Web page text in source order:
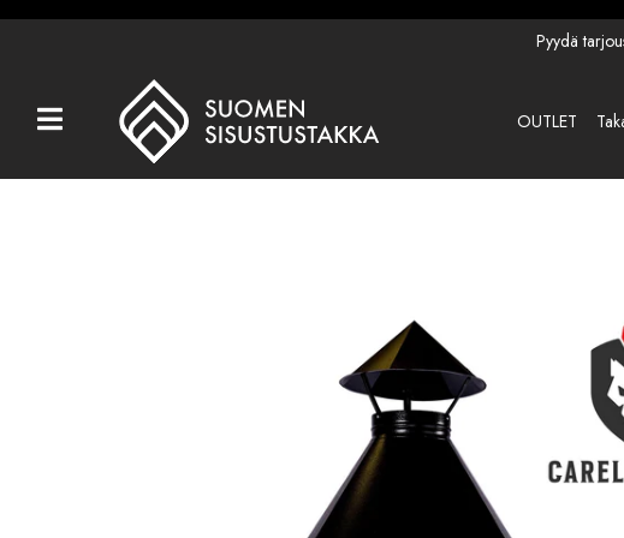
Kaikki tuotteet
Pyydä
OUTLET